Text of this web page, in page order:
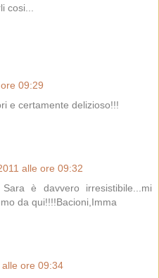
cosi...
09:29
e certamente delizioso!!!
alle ore 09:32
è davvero irresistibile...mi
da qui!!!!Bacioni,Imma
ore 09:34